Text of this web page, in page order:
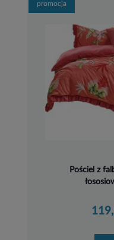
Pościel z
promocja